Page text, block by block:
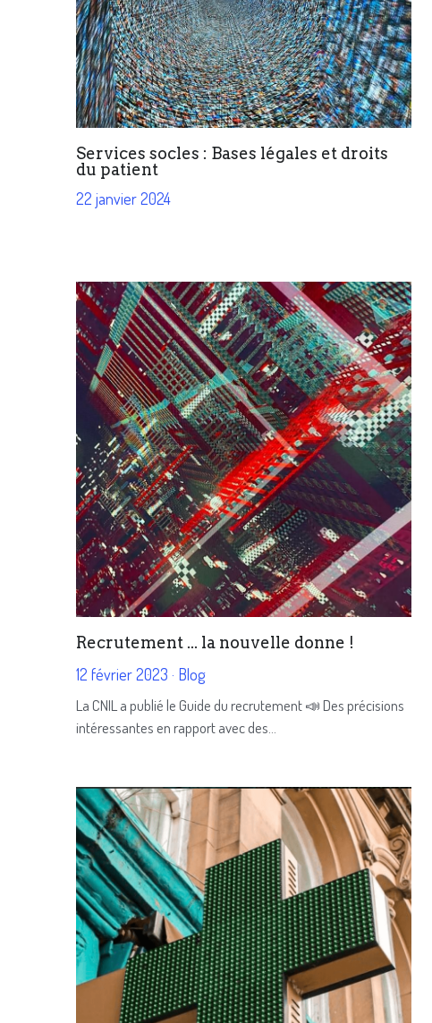
Services socles : Bases légales et droits
du patient
22 janvier 2024
Recrutement ... la nouvelle donne !
12 février 2023 · Blog
La CNIL a publié le Guide du recrutement 📣 Des précisions
intéressantes en rapport avec des...